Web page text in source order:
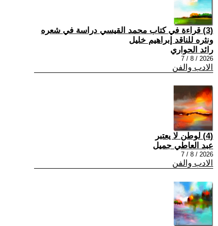
(3) قراءة في كتاب محمد القيسي دراسة في شعره
ونثره للناقد إبراهيم خليل
رائد الحواري
2026 / 8 / 7
الادب والفن
(4) لوطن لا يعتبر
عبد العاطي جميل
2026 / 8 / 7
الادب والفن